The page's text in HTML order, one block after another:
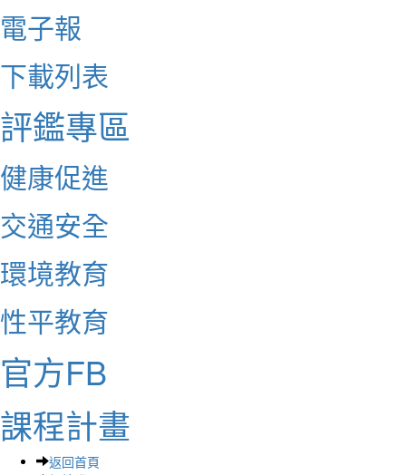
電子報
下載列表
評鑑專區
健康促進
交通安全
環境教育
性平教育
官方FB
課程計畫
返回首頁